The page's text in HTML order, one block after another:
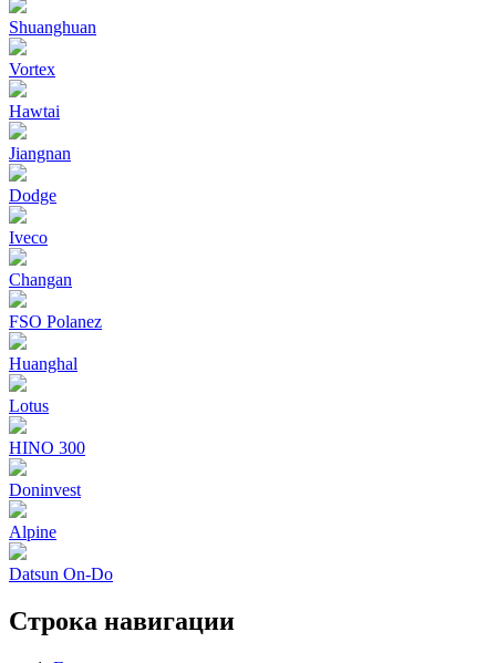
Shuanghuan
Vortex
Hawtai
Jiangnan
Dodge
Iveco
Changan
FSO Polanez
Huanghal
Lotus
HINO 300
Doninvest
Alpine
Datsun On-Do
Строка навигации